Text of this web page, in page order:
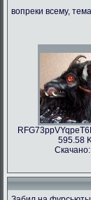
вопреки всему,
595.58